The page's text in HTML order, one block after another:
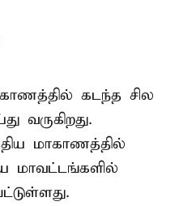
கடந்த சில
வருகிறது.
மாகாணத்தில்
மாவட்டங்களில்